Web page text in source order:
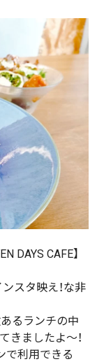
DAYS CAFE】
スタ映え！な非
るランチの中
きましたよ～！
で利用できる